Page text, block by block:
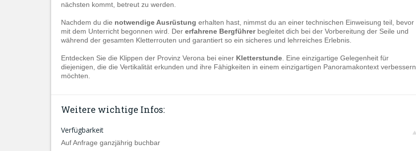
nächsten kommt, betreut zu werden.
Nachdem du die notwendige Ausrüstung erhalten hast, nimmst du an einer technischen Einweisung teil, bevor
mit dem Unterricht begonnen wird. Der erfahrene Bergführerbegleitet dich bei der Vorbereitung der Seile und
während der gesamten Kletterrouten und garantiert so ein sicheres und lehrreiches Erlebnis.
Entdecken Sie die Klippen der Provinz Verona bei einer Kletterstunde . Eine einzigartige Gelegenheit für
diejenigen, die die Vertikalität erkunden und ihre Fähigkeiten in einem einzigartigen Panoramakontext verbessern
möchten.
Weitere wichtige Infos:
Verfügbarkeit
Auf Anfrage ganzjährig buchbar